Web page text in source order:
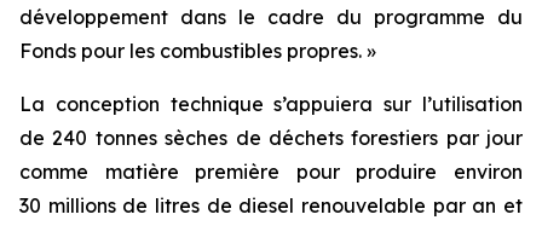
développement dans le cadre du programme du
Fonds pour les combustibles propres. »
La conception technique s’appuiera sur l’utilisation
de 240 tonnes sèches de déchets forestiers par jour
comme matière première pour produire environ
30 millions de litres de diesel renouvelable par an et